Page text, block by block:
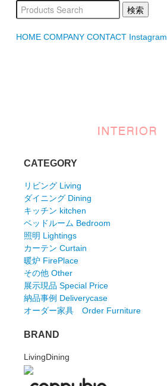
HOME COMPANY CONTACT Instagram
CATEGORY
リビング Living
ダイニング Dining
キッチン kitchen
ベッドルーム Bedroom
照明 Lightings
カーテン Curtain
暖炉 FirePlace
その他 Other
展示現品 Special Price
納品事例 Deliverycase
オーダー家具 Order Furniture
BRAND
LivingDining